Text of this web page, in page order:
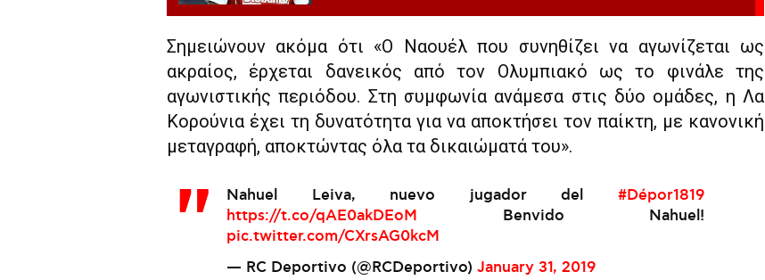
Σημειώνουν ακόμα ότι «Ο Ναουέλ που συνηθίζει να αγωνίζεται ως
ακραίος, έρχεται δανεικός από τον Ολυμπιακό ως το φινάλε της
αγωνιστικής περιόδου. Στη συμφωνία ανάμεσα στις δύο ομάδες, η Λα
Κορούνια έχει τη δυνατότητα για να αποκτήσει τον παίκτη, με κανονική
μεταγραφή, αποκτώντας όλα τα δικαιώματά του».
Nahuel Leiva, nuevo jugador del #Dépor1819
https://t.co/qAE0akDEoM Benvido Nahuel!
pic.twitter.com/CXrsAG0kcM
— RC Deportivo (@RCDeportivo) January 31, 2019